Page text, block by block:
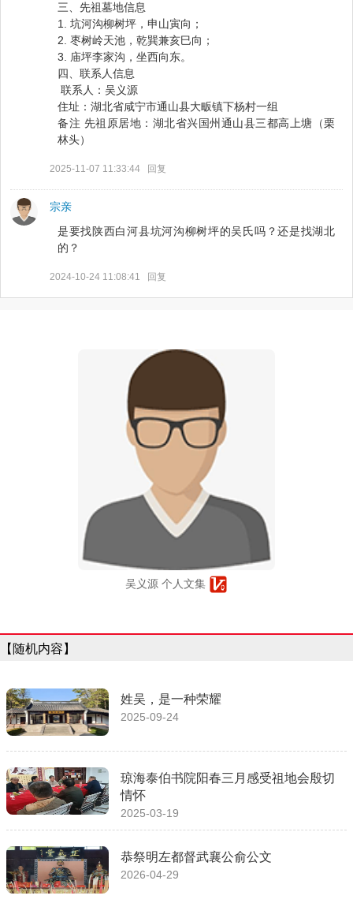
三、先祖墓地信息
1. 坑河沟柳树坪，申山寅向；
2. 枣树岭天池，乾巽兼亥巳向；
3. 庙坪李家沟，坐西向东。
四、联系人信息
联系人：吴义源
住址：湖北省咸宁市通山县大畈镇下杨村一组
备注 先祖原居地：湖北省兴国州通山县三都高上塘（栗
林头）
2025-11-07 11:33:44 回复
宗亲
是要找陕西白河县坑河沟柳树坪的吴氏吗？还是找湖北
的？
2024-10-24 11:08:41 回复
吴义源 个人文集
【随机内容】
姓吴，是一种荣耀
2025-09-24
琼海泰伯书院阳春三月感受祖地会殷切
情怀
2025-03-19
恭祭明左都督武襄公俞公文
2026-04-29